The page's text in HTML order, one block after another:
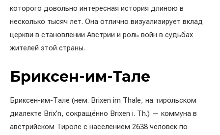
которого довольно интересная история длиною в
несколько тысяч лет. Она отлично визуализирует вклад
церкви в становлении Австрии и роль войн в судьбах
жителей этой страны.
Бриксен-им-Тале
Бриксен-им-Тале (нем. Brixen im Thale, на тирольском
диалекте Brix’n, сокращённо Brixen i. Th.) — коммуна в
австрийском Тироле с населением 2638 человек по